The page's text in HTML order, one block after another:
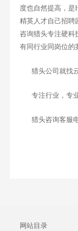
度也自然提高，是
精英人才自己招聘
咨询猎头专注硬科
有同行业同岗位的
猎头公司就找
专注行业，专
猎头咨询客服
网站目录